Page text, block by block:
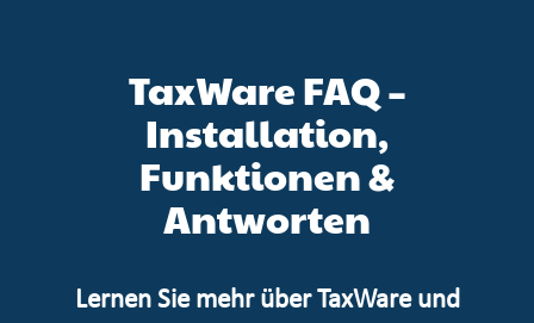
TaxWare FAQ –
Installation,
Funktionen &
Antworten
Lernen Sie mehr über TaxWare und